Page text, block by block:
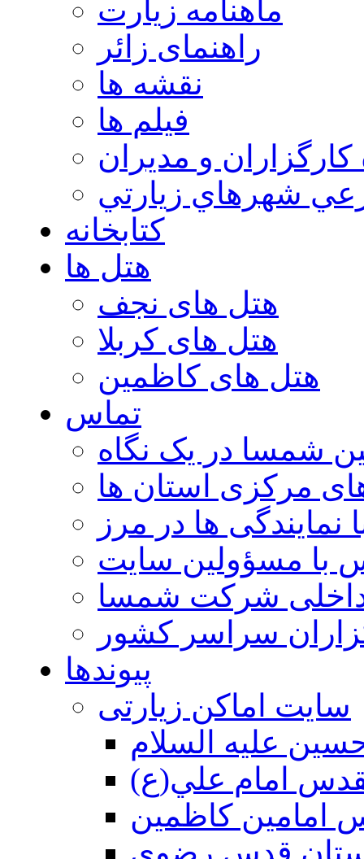
ماهنامه زیارت
راهنمای زائر
نقشه ها
فیلم ها
كارگزاران و مديران
شهرهاي زيارتي
کتابخانه
هتل ها
هتل های نجف
هتل های کربلا
هتل های کاظمین
تماس
شمسا در یک نگاه
مرکزی استان ها
نمایندگی ها در مرز
با مسؤولین سایت
شرکت شمسا
سراسر کشور
پیوندها
سایت اماکن زیارتی
عليه السلام
امام علي(ع)
امامين كاظمين
قدس رضوي